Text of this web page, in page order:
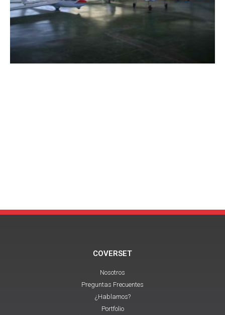
COVERSET
Nosotros
Preguntas Frecuentes
¿Hablamos?
Portfolio